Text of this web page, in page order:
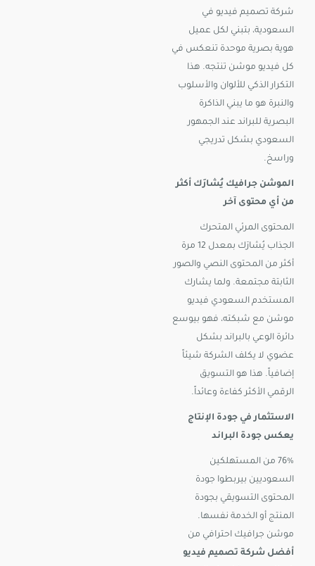
شركة تصميم فيديو في
السعودية، بتبني لكل عميل
هوية بصرية موحدة تنعكس في
كل فيديو موشن تنتجه. هذا
التكرار الذكي للألوان والأسلوب
والنبرة هو ما يبني الذاكرة
البصرية للبراند عند الجمهور
السعودي بشكل تدريجي
وراسخ.
الموشن جرافيك يُشارَك أكثر
من أي محتوى آخر
المحتوى المرئي المتحرك
الجذاب يُشارَك بمعدل 12 مرة
أكثر من المحتوى النصي والصور
الثابتة مجتمعة. ولما يشارك
المستخدم السعودي فيديو
موشن مع شبكته، فهو بيوسع
دائرة الوعي بالبراند بشكل
عضوي لا يكلف الشركة شيئاً
إضافياً. هذا هو التسويق
الرقمي الأكثر كفاءة وعائداً.
الاستثمار في جودة الإنتاج
يعكس جودة البراند
76% من المستهلكين
السعوديين بيربطوا جودة
المحتوى التسويقي بجودة
المنتج أو الخدمة نفسها.
موشن جرافيك احترافي من
أفضل شركة تصميم فيديو